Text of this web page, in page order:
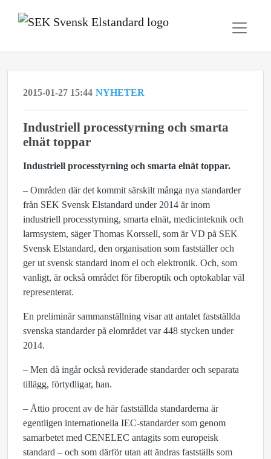
2015-01-27 15:44 NYHETER
Industriell processtyrning och smarta
elnät toppar
Industriell processtyrning och smarta elnät toppar.
– Områden där det kommit särskilt många nya standarder
från SEK Svensk Elstandard under 2014 är inom
industriell processtyrning, smarta elnät, medicinteknik och
larmsystem, säger Thomas Korssell, som är VD på SEK
Svensk Elstandard, den organisation som fastställer och
ger ut svensk standard inom el och elektronik. Och, som
vanligt, är också området för fiberoptik och optokablar väl
representerat.
En preliminär sammanställning visar att antalet fastställda
svenska standarder på elområdet var 448 stycken under
2014.
– Men då ingår också reviderade standarder och separata
tillägg, förtydligar, han.
– Åttio procent av de här fastställda standarderna är
egentligen internationella IEC-standarder som genom
samarbetet med CENELEC antagits som europeisk
standard – och som därför utan att ändras fastställs som